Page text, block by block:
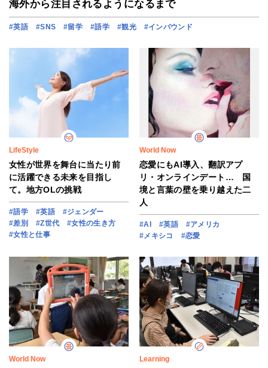
海外から注目されるようになるまで
#英語 #SNS #留学 #語学 #観光 #インバウンド
LifeStyle
女性が世界を舞台に当たり前
に活躍できる未来を目指し
て。地方OLの挑戦
#語学 #英語
#ジェンダー
#差別
#Z世代
#女性の生き方
#女性と仕事
World Now
恋愛にもAI導入、翻訳アプ
リ・オンラインデート… 国
境と言葉の壁を乗り越えた二
人
#AI #英語
#アメリカ
#メキシコ
#恋愛
World Now Learning